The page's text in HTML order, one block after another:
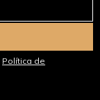
Política de